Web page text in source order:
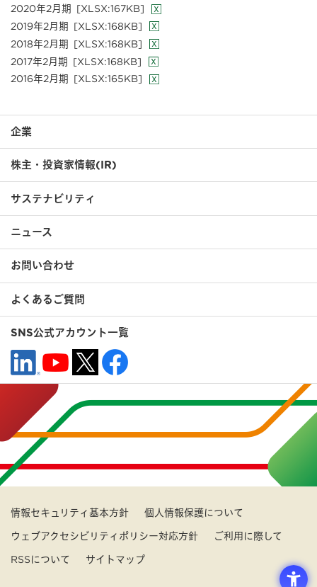
2020年2月期 [XLSX:167KB]
2019年2月期 [XLSX:168KB]
2018年2月期 [XLSX:168KB]
2017年2月期 [XLSX:168KB]
2016年2月期 [XLSX:165KB]
企業
株主・投資家情報(IR)
サステナビリティ
ニュース
お問い合わせ
よくあるご質問
SNS公式アカウント一覧
情報セキュリティ基本方針
個人情報保護について
ウェブアクセシビリティポリシー対応方針
ご利用に際して
RSSについて
サイトマップ